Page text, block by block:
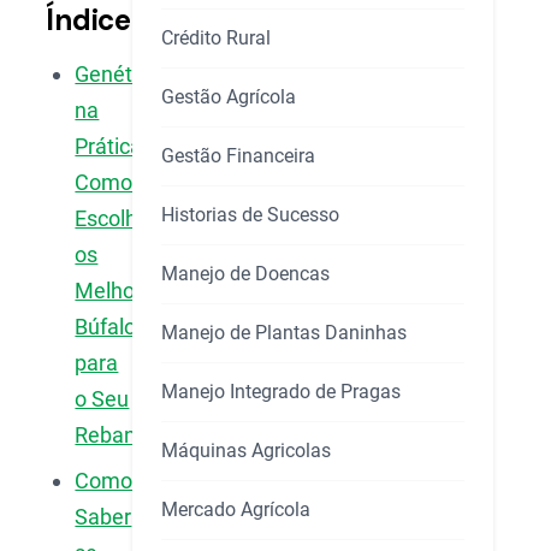
Índice
Genética
na
Prática:
Como
Escolher
os
Melhores
Búfalos
para
o Seu
Rebanho
Como
Saber
Crédito Rural
Gestão Agrícola
Gestão Financeira
Historias de Sucesso
Manejo de Doencas
Manejo de Plantas Daninhas
Manejo Integrado de Pragas
Máquinas Agricolas
Mercado Agrícola